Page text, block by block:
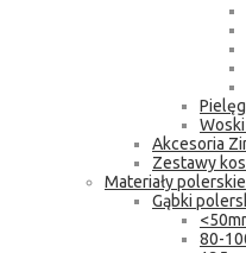
Akcesoria
Zestawy
Materiały polerskie
Gąbki
80-